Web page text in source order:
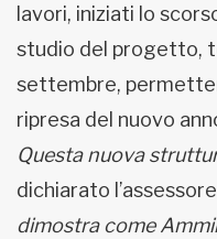
lavori, iniziati lo
studio del progetto,
settembre,
ripresa del nuovo
Questa nuova
dichiarato
dimostra come